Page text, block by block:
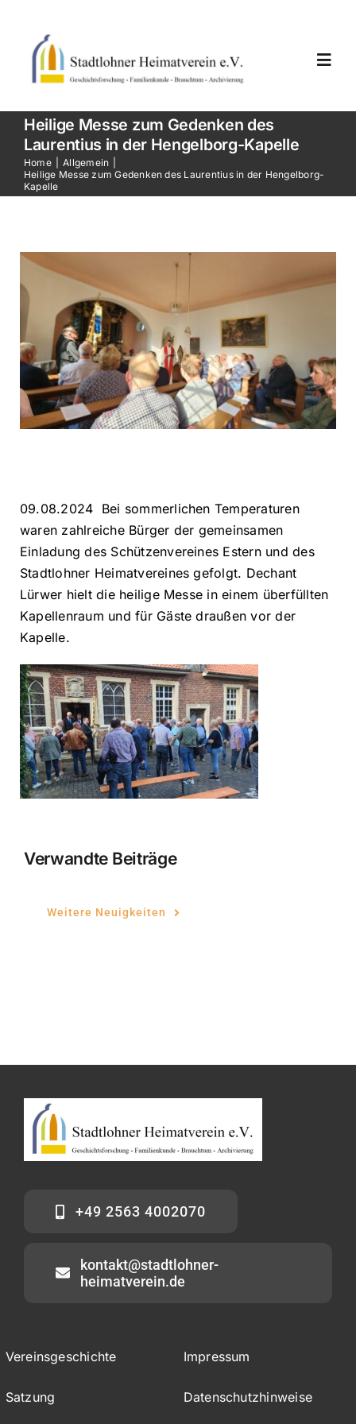
content
Home
Neuigkeiten
Vereinsarbeiten
Der Verein
Heilige Messe zum Gedenken des
Laurentius in der Hengelborg-Kapelle
Home
Allgemein
Heilige Messe zum Gedenken des Laurentius in der Hengelborg-
Kapelle
09.08.2024 Bei sommerlichen Temperaturen
waren zahlreiche Bürger der gemeinsamen
Einladung des Schützenvereines Estern und des
Stadtlohner Heimatvereines gefolgt. Dechant
Lürwer hielt die heilige Messe in einem überfüllten
Kapellenraum und für Gäste draußen vor der
Kapelle.
Verwandte Beiträge
Weitere Neuigkeiten
+49 2563 4002070
kontakt@stadtlohner-
heimatverein.de
Vereinsgeschichte
Satzung
Impressum
Datenschutzhinweise